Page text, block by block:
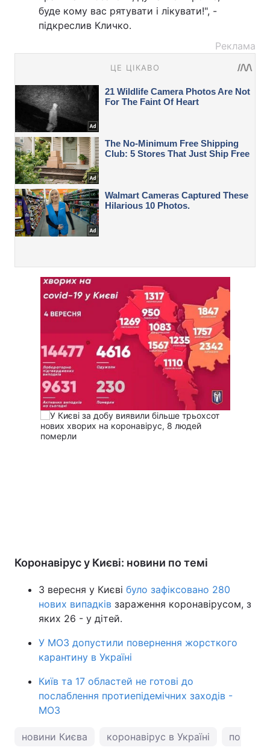
буде кому вас рятувати і лікувати!", -
підкреслив Кличко.
Реклама
Коронавірус у Києві: новини по темі
3 вересня у Києві було зафіксовано 280
нових випадків зараження коронавірусом, з
яких 26 - у дітей.
У МОЗ допустили повернення жорсткого
карантину в Україні
Київ та 17 областей не готові до
послаблення протиепідемічних заходів -
МОЗ
новини Києва коронавірус в Україні погода